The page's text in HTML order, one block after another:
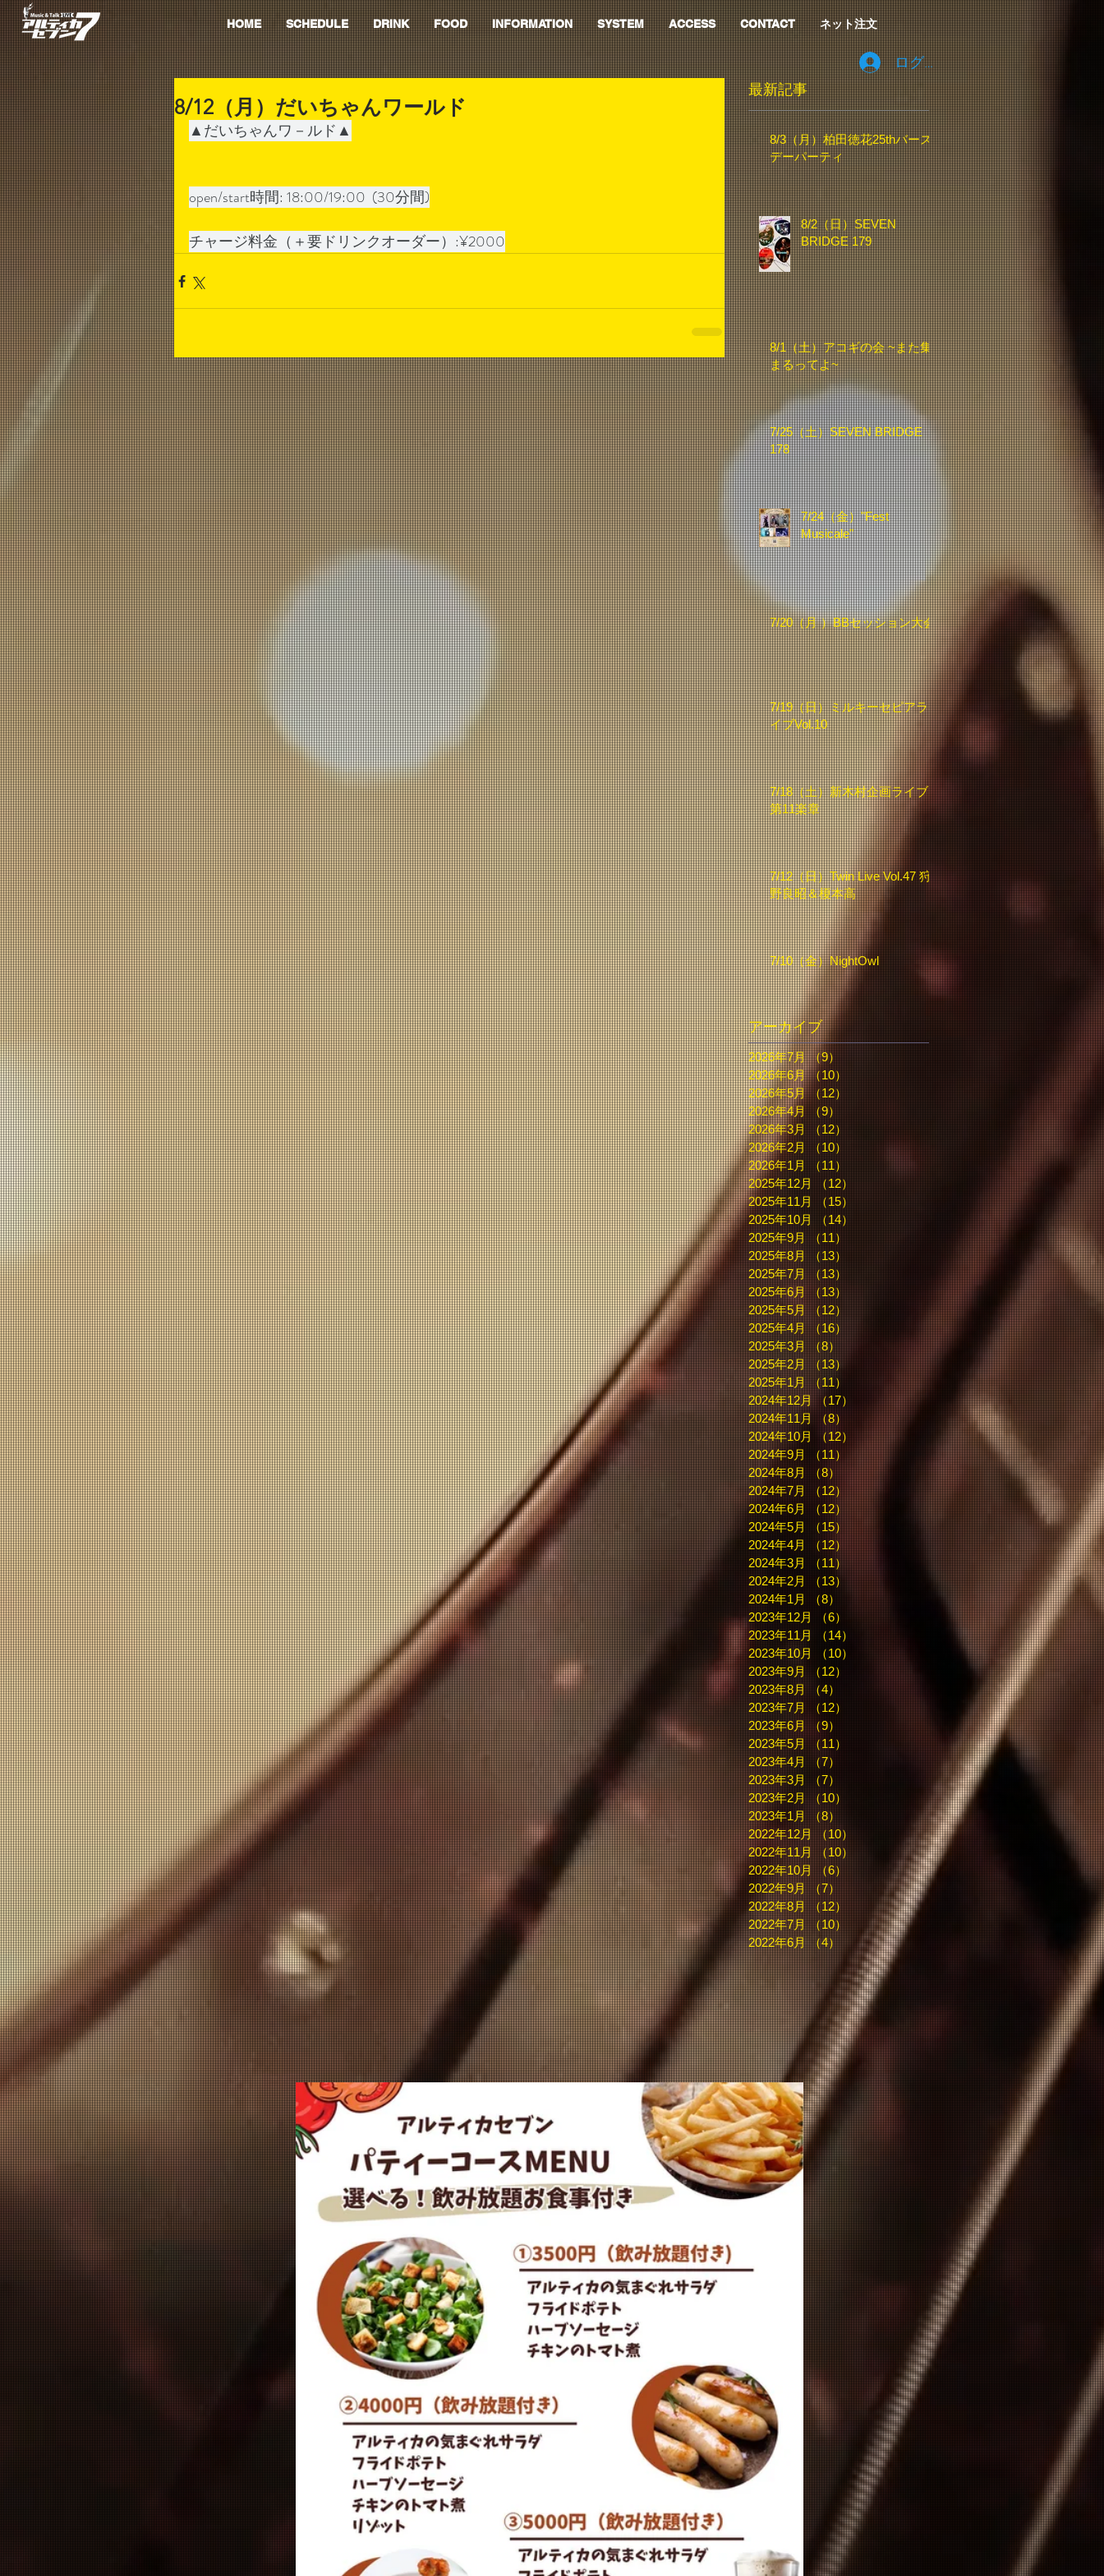
HOME SCHEDULE DRINK FOOD INFORMATION SYSTEM ACCESS CONTACT ネット注文
ログイン
8/12（月）だいちゃんワールド
▲だいちゃんワ－ルド▲
open/start時間: 18:00/19:00  (30分間)
チャージ料金（＋要ドリンクオーダー）:¥2000
最新記事
8/3（月）柏田徳花25thバース
デーパーティ
8/2（日）SEVEN
BRIDGE 179
8/1（土）アコギの会 ~また集
まるってよ~
7/25（土）SEVEN BRIDGE
178
7/24（金）"Fest
Musicale"
7/20（月 ）BBセッション大会
7/19（日）ミルキーセピアラ
イブVol.10
7/18（土）新木村企画ライブ
第11楽章
7/12（日）Twin Live Vol.47 狩
野良昭＆榎本高
7/10（金）NightOwl
アーカイブ
2026年7月 （9）
2026年6月 （10）
2026年5月 （12）
2026年4月
（9）
2026年3月
（12）
2026年2月
（10）
10件の記事
2026年1月
（11）
2025年12月
（12）
2025年11月
（15）
2025年10月
（14）
2025年9月
（11）
2025年8月
（13）
2025年7月
（13）
2025年6月
（13）
2025年5月
（12）
2025年4月
（16）
2025年3月
（8）
2025年2月
（13）
2025年1月
（11）
2024年12月
（17）
17件の記事
2024年11月
（8）
8件の記事
2024年10月
（12）
12件の記事
2024年9月
（11）
2024年8月
（8）
8件の記事
2024年7月
（12）
12件の記事
2024年6月
（12）
2024年5月
（15）
2024年4月
（12）
2024年3月
（11）
2024年2月
（13）
2024年1月
（8）
2023年12月
（6）
2023年11月
（14）
2023年10月
（10）
2023年9月
（12）
2023年8月
（4）
2023年7月
（12）
2023年6月
（9）
2023年5月
（11）
2023年4月
（7）
2023年3月
（7）
2023年2月
（10）
2023年1月
（8）
2022年12月
（10）
10件の記事
2022年11月
（10）
10件の記事
2022年10月
（6）
6件の記事
2022年9月
（7）
7件の記事
2022年8月
（12）
12件の記事
2022年7月
（10）
10件の記事
2022年6月
（4） 4件の記事